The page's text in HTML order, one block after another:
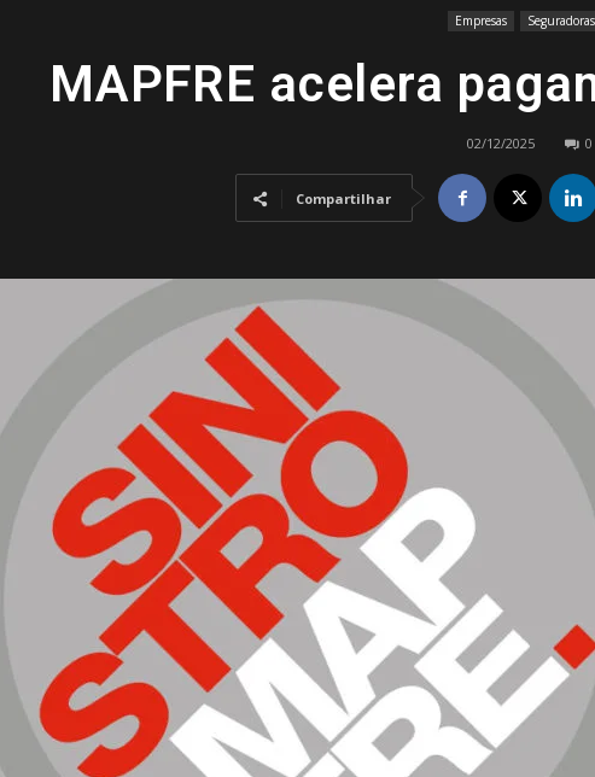
Empresas Seguradoras
MAPFRE acelera
02/12/2025 0
Compartilhar